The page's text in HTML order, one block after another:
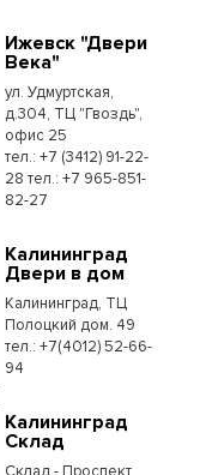
Ижевск "Двери
Века"
ул. Удмуртская,
д.304, ТЦ "Гвоздь",
офис 25
тел.: +7 (3412) 91-22-
28 тел.: +7 965-851-
82-27
Калининград
Двери в дом
Калининград, ТЦ
Полоцкий дом. 49
тел.: +7(4012) 52-66-
94
Калининград
Склад
Склад - Проспект